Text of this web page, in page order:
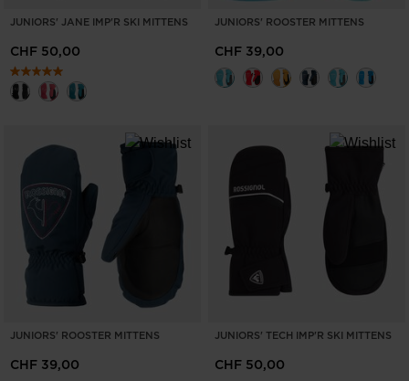
JUNIORS' JANE IMP'R SKI MITTENS
CHF 50,00
JUNIORS' ROOSTER MITTENS
CHF 39,00
JUNIORS' ROOSTER MITTENS
CHF 39,00
JUNIORS' TECH IMP'R SKI MITTENS
CHF 50,00